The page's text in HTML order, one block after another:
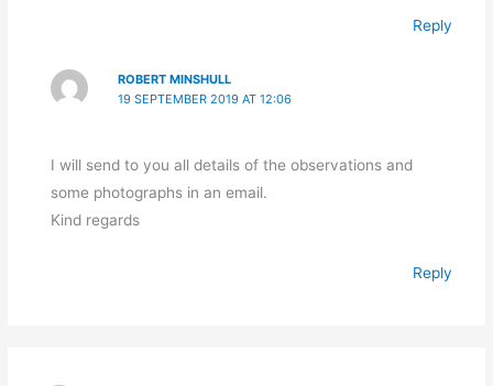
Reply
ROBERT MINSHULL
19 SEPTEMBER 2019 AT 12:06
I will send to you all details of the observations and
some photographs in an email.
Kind regards
Reply